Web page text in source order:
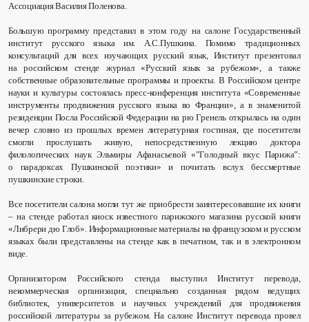
Ассоциация Василия Поленова.
Большую программу представил в этом году на салоне Государственный
институт русского языка им. А.С.Пушкина. Помимо традиционных
консультаций для всех изучающих русский язык, Институт презентовал
на российском стенде журнал «Русский язык за рубежом», а также
собственные образовательные программы и проекты. В Российском центре
науки и культуры состоялась пресс-конференция института «Современные
инструменты продвижения русского языка во Франции», а в знаменитой
резиденции Посла Российской Федерации на рю Гренель открылась на один
вечер словно из прошлых времен литературная гостиная, где посетители
смогли прослушать живую, непосредственную лекцию доктора
филологических наук Эльмиры Афанасьевой «”Голодный вкус Парижа”:
о парадоксах Пушкинской поэтики» и почитать вслух бессмертные
пушкинские строки.
Все посетители салона могли тут же приобрести заинтересовавшие их книги
– на стенде работал киоск известного парижского магазина русской книги
«Либрери дю Глоб». Информационные материалы на французском и русском
языках были представлены на стенде как в печатном, так и в электронном
виде.
Организатором Российского стенда выступил Институт перевода,
некоммерческая организация, специально созданная рядом ведущих
библиотек, университетов и научных учреждений для продвижения
российской литературы за рубежом. На салоне Институт перевода провел